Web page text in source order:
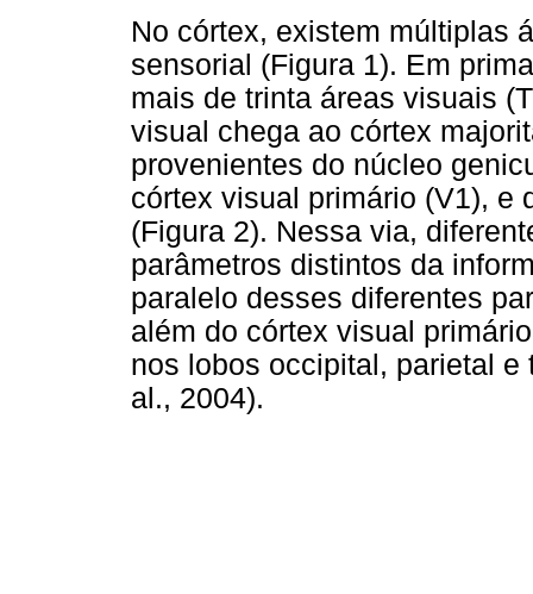
No córtex, existem múltiplas
sensorial (Figura 1). Em
mais de trinta áreas visuais
visual chega ao córtex
provenientes do núcleo
córtex visual primário (V1), e
(Figura 2). Nessa via,
parâmetros distintos da
paralelo desses diferentes
além do córtex visual
nos lobos occipital, parietal
al., 2004).